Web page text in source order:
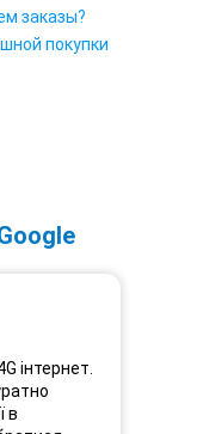
заказы?
покупки
інтернет.
в